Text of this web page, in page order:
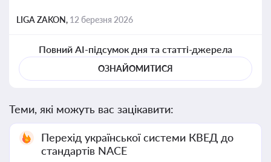
LIGA ZAKON, 12 березня 2026
Повний AI-підсумок дня та статті-джерела
ОЗНАЙОМИТИСЯ
Теми, які можуть вас зацікавити:
Перехід української системи КВЕД до
стандартів NACE